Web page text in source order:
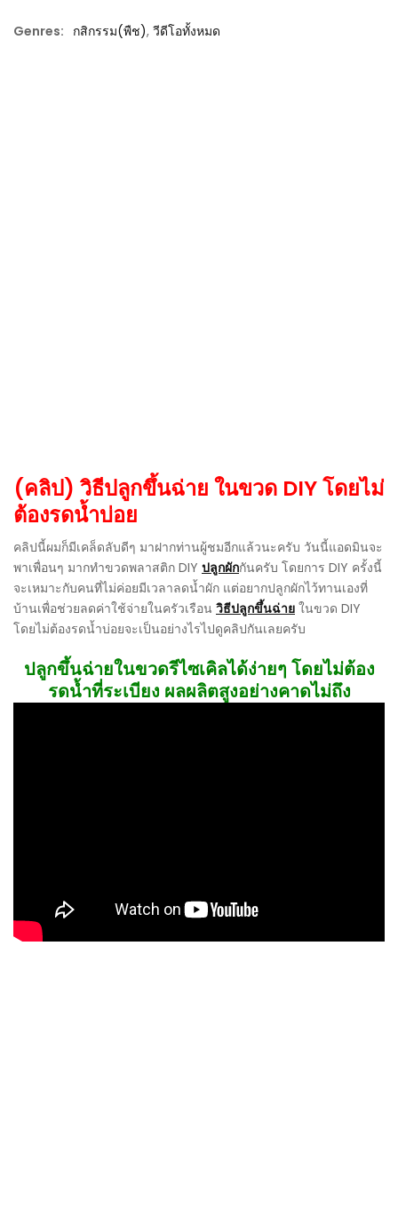
Genres: กสิกรรม(พืช), วีดีโอทั้งหมด
(คลิป) วิธีปลูกขึ้นฉ่าย ในขวด DIY โดยไม่
ต้องรดน้ำบ่อย
คลิปนี้ผมก็มีเคล็ดลับดีๆ มาฝากท่านผู้ชมอีกแล้วนะครับ วันนี้แอดมินจะ
พาเพื่อนๆ มากทำขวดพลาสติก DIY ปลูกผักกันครับ โดยการ DIY ครั้งนี้
จะเหมาะกับคนที่ไม่ค่อยมีเวลาลดน้ำผัก แต่อยากปลูกผักไว้ทานเองที่
บ้านเพื่อช่วยลดค่าใช้จ่ายในครัวเรือน วิธีปลูกขึ้นฉ่าย ในขวด DIY
โดยไม่ต้องรดน้ำบ่อยจะเป็นอย่างไรไปดูคลิปกันเลยครับ
ปลูกขึ้นฉ่ายในขวดรีไซเคิลได้ง่ายๆ โดยไม่ต้อง
รดน้ำที่ระเบียง ผลผลิตสูงอย่างคาดไม่ถึง